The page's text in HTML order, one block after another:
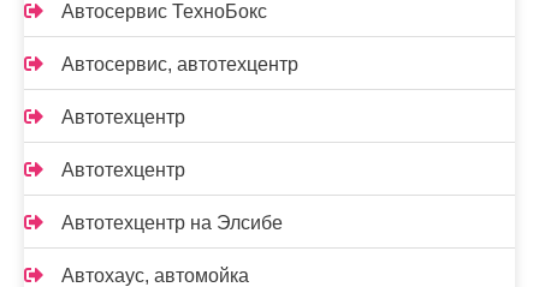
Автосервис ТехноБокс
Автосервис, автотехцентр
Автотехцентр
Автотехцентр
Автотехцентр на Элсибе
Автохаус, автомойка